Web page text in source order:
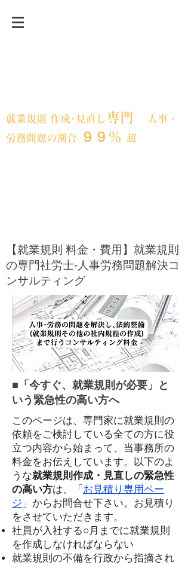
就業規則 作成･見直し専門
人事・
労務問題の割合
９９％ 超
【就業規則 料金・費用】就業規則
の専門社労士-人事労務問題解決コ
ンサルティング
■「今すぐ、就業規則が必要」と
いう​緊急性の高い方へ
このページは、専門家に就業規則の
依頼をご検討している全ての方に役
立つ内容から始まって、当事務所の
料金をお伝えしています。 以下のよ
うな就業規則作成・見直しの緊急性
の高い方は、「 お見積り専用ペー
ジ 」からお問合せ下さい。お見積り
をさせていただきます。
社員が入社する○月までに就業規則
を作成しなければならない
就業規則の不備を行政から指摘され